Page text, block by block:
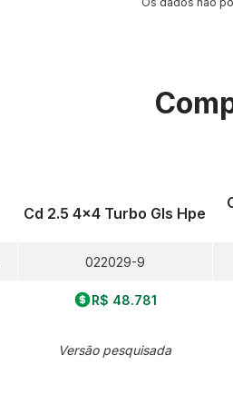
Cd 2.5 4x4 Turbo Gls Hpe
022029-9
R$ 48.781
Versão pesquisada